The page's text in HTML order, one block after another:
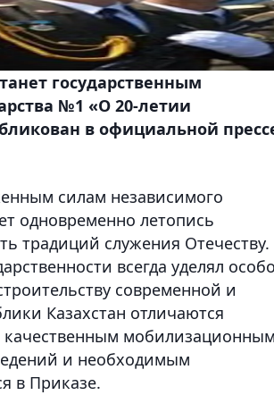
государственным
№1 «О 20-летии
в официальной
силам независимого
одновременно летопись
традиций служения Отечеству.
всегда уделял
современной и
Казахстан отличаются
качественным
и необходимым
в Приказе.